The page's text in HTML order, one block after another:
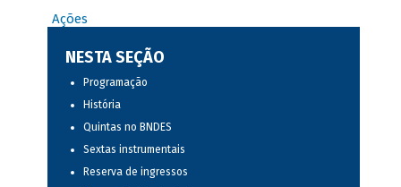
Ações
NESTA SEÇÃO
Programação
História
Quintas no BNDES
Sextas instrumentais
Reserva de ingressos